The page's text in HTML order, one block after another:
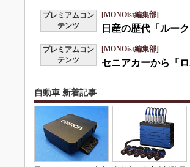
プレミアムコン
テンツ
[MONOist編集部]
日産の歴代「ルー
プレミアムコン
テンツ
[MONOist編集部]
セニアカーから「
自動車 新着記事